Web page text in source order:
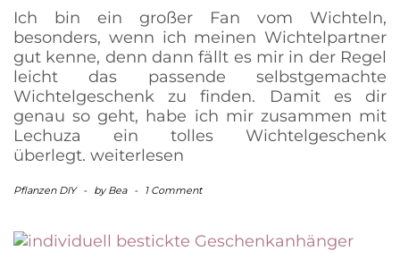
Ich bin ein großer Fan vom Wichteln,
besonders, wenn ich meinen Wichtelpartner
gut kenne, denn dann fällt es mir in der Regel
leicht das passende selbstgemachte
Wichtelgeschenk zu finden. Damit es dir
genau so geht, habe ich mir zusammen mit
Lechuza ein tolles Wichtelgeschenk
überlegt. weiterlesen
Pflanzen DIY - byBea - 1 Comment